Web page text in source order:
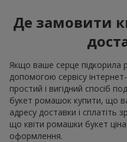
Де замовити
Якщо ваше серце підкорила
допомогою сервісу
простий і вигідний спосіб
букет ромашок купити, що
адресу доставки і сплатіть
що квіти ромашки букет
оформлення.